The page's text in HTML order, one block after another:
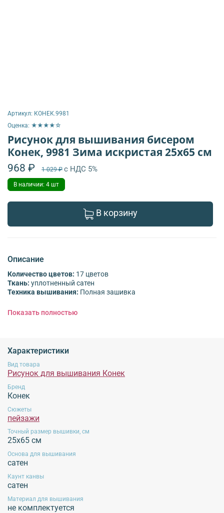
Артикул: КОНЕК.9981
Оценка: ★★★★☆
Рисунок для вышивания бисером
Конек, 9981 Зима искристая 25х65 см
968 ₽ 1 029 ₽ с НДС 5%
В наличии: 4 шт
В корзину
Описание
Количество цветов: 17 цветов
Ткань: уплотненный сатен
Техника вышивания: Полная зашивка
Обязательной сертификации не подлежит!
Показать полностью
Характеристики
Вид товара
Рисунок для вышивания Конек
Бренд
Конек
Сюжеты
пейзажи
Точный размер вышивки, см
25х65 см
Основа для вышивания
сатен
Каунт канвы
сатен
Материал для вышивания
не комплектуется